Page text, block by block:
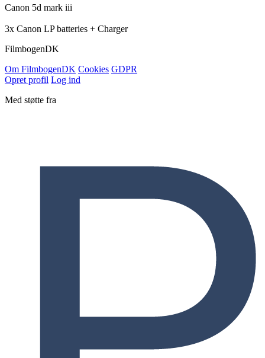
Canon 5d mark iii
3x Canon LP batteries + Charger
FilmbogenDK
Om FilmbogenDK Cookies GDPR
Opret profil Log ind
Med støtte fra